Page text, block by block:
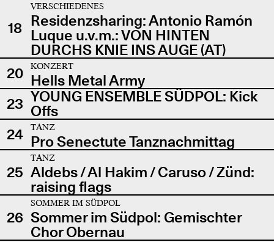
18
VERSCHIEDENES
Residenzsharing: Antonio Ramón
Luque u.v.m.: VON HINTEN
DURCHS KNIE INS AUGE (AT)
20
KONZERT
Hells Metal Army
23 YOUNG ENSEMBLE SÜDPOL: Kick
Offs
24
TANZ
Pro Senectute Tanznachmittag
25
TANZ
Aldebs / Al Hakim / Caruso / Zünd:
raising flags
26
SOMMER IM SÜDPOL
Sommer im Südpol: Gemischter
Chor Obernau